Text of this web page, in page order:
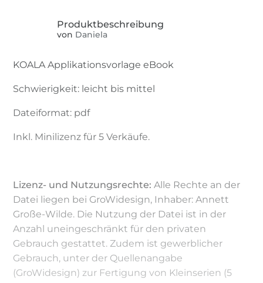
von Daniela
KOALA Applikationsvorlage eBook
Schwierigkeit: leicht bis mittel
Dateiformat: pdf
Inkl. Minilizenz für 5 Verkäufe.
Lizenz- und Nutzungsrechte: Alle Rechte an der
Datei liegen bei GroWidesign, Inhaber: Annett
Große-Wilde. Die Nutzung der Datei ist in der
Anzahl uneingeschränkt für den privaten
Gebrauch gestattet. Zudem ist gewerblicher
Gebrauch, unter der Quellenangabe
(GroWidesign) zur Fertigung von Kleinserien (5